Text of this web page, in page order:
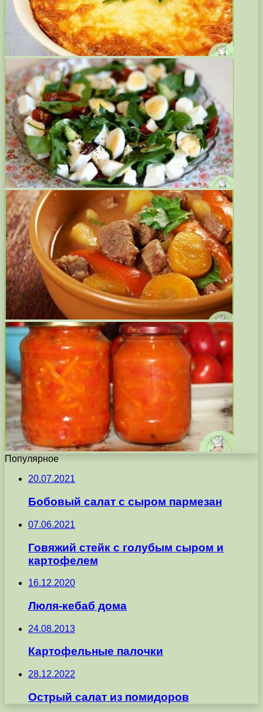
Популярное
20.07.2021
Бобовый салат с сыром пармезан
07.06.2021
Говяжий стейк с голубым сыром и
картофелем
16.12.2020
Люля-кебаб дома
24.08.2013
Картофельные палочки
28.12.2022
Острый салат из помидоров